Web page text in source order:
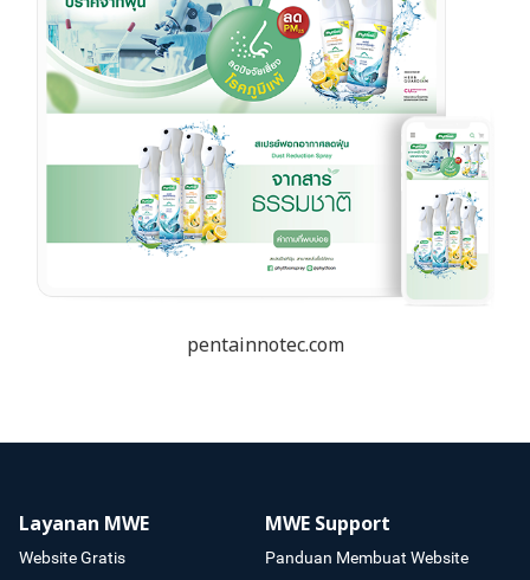
pentainnotec.com
Layanan MWE
Website Gratis
MWE Support
Panduan Membuat Website